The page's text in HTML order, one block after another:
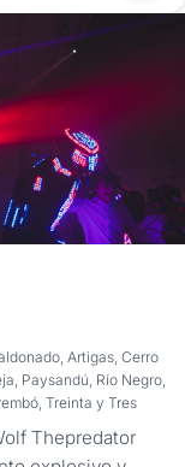
Artigas, Cerro
Paysandú, Río Negro,
Treinta y Tres
Thepredator